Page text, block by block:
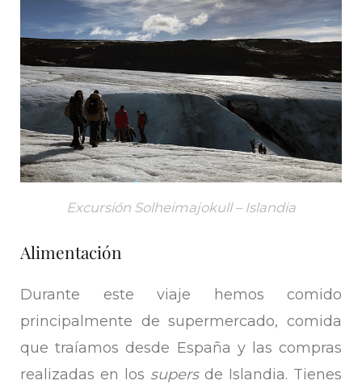
Excursión Solheimajokull – Islandia
Alimentación
Durante este viaje hemos comido
principalmente de supermercado, comida
que traíamos desde España y las compras
realizadas en los supersde Islandia. Tienes